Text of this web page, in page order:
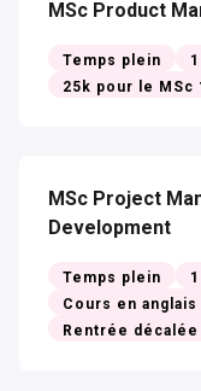
MSc Product
Temps plein
25k pour le MSc
MSc Project
Development
Temps plein
Cours en anglais
Rentrée